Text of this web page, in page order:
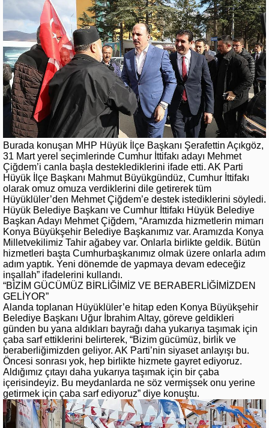
Burada konuşan MHP Hüyük İlçe Başkanı Şerafettin Açıkgöz,
31 Mart yerel seçimlerinde Cumhur İttifakı adayı Mehmet
Çiğdem’i canla başla desteklediklerini ifade etti. AK Parti
Hüyük İlçe Başkanı Mahmut Büyükgündüz, Cumhur İttifakı
olarak omuz omuza verdiklerini dile getirerek tüm
Hüyüklüler’den Mehmet Çiğdem’e destek istediklerini söyledi.
Hüyük Belediye Başkanı ve Cumhur İttifakı Hüyük Belediye
Başkan Adayı Mehmet Çiğdem, “Aramızda hizmetlerin mimarı
Konya Büyükşehir Belediye Başkanımız var. Aramızda Konya
Milletvekilimiz Tahir ağabey var. Onlarla birlikte geldik. Bütün
hizmetleri başta Cumhurbaşkanımız olmak üzere onlarla adım
adım yaptık. Yeni dönemde de yapmaya devam edeceğiz
inşallah” ifadelerini kullandı.
“BİZİM GÜCÜMÜZ BİRLİĞİMİZ VE BERABERLİĞİMİZDEN
GELİYOR”
Alanda toplanan Hüyüklüler’e hitap eden Konya Büyükşehir
Belediye Başkanı Uğur İbrahim Altay, göreve geldikleri
günden bu yana aldıkları bayrağı daha yukarıya taşımak için
çaba sarf ettiklerini belirterek, “Bizim gücümüz, birlik ve
beraberliğimizden geliyor. AK Parti’nin siyaset anlayışı bu.
Öncesi sonrası yok, hep birlikte hizmete gayret ediyoruz.
Aldığımız çıtayı daha yukarıya taşımak için bir çaba
içerisindeyiz. Bu meydanlarda ne söz vermişsek onu yerine
getirmek için çaba sarf ediyoruz” diye konuştu.